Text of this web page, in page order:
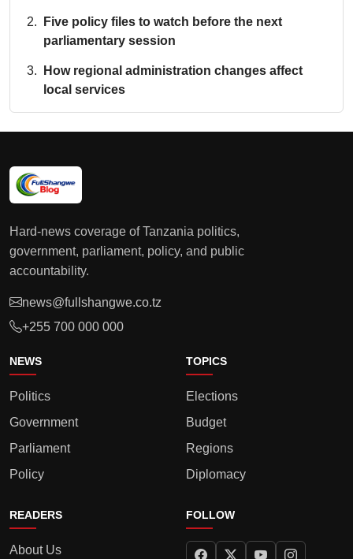
Five policy files to watch before the next
parliamentary session
How regional administration changes affect
local services
Hard-news coverage of Tanzania politics,
government, parliament, policy, and public
accountability.
news@fullshangwe.co.tz
+255 700 000 000
NEWS
Politics
Government
Parliament
Policy
TOPICS
Elections
Budget
Regions
Diplomacy
READERS
About Us
FOLLOW